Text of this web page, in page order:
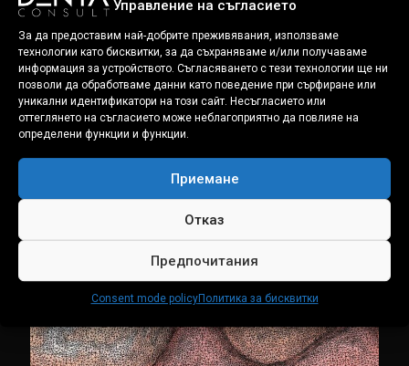
Управление на съгласието
За да предоставим най-добрите преживявания, използваме
технологии като бисквитки, за да съхраняваме и/или получаваме
информация за устройството. Съгласяването с тези технологии ще ни
позволи да обработваме данни като поведение при сърфиране или
уникални идентификатори на този сайт. Несъгласието или
оттеглянето на съгласието може неблагоприятно да повлияе на
определени функции и функции.
Приемане
Отказ
Предпочитания
Consent mode policyПолитика за бисквитки
Свързани публикации: